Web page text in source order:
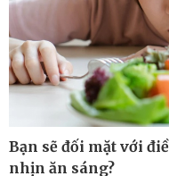
Nhận diện sự thật
Bạn sẽ đối mặt với
nhịn ăn sáng?